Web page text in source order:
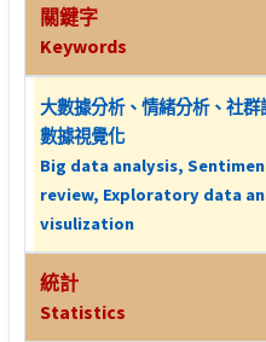
關鍵字
Keywords
大數據分析、情緒分析、社
數據視覺化
Big data analysis,
review, Exploratory data
visulization
統計
Statistics